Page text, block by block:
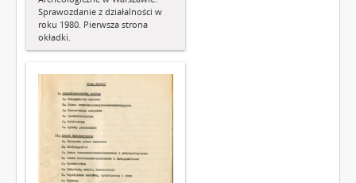
Sprawozdanie z działalności w
roku 1980. Pierwsza strona
okładki.